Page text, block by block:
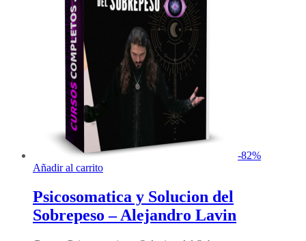
-82%
Añadir al carrito
Psicosomatica y Solucion del
Sobrepeso – Alejandro Lavin